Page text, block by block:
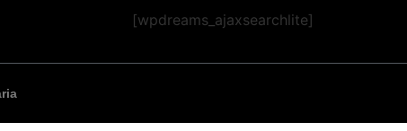
[wpdreams_ajaxsearchlite]